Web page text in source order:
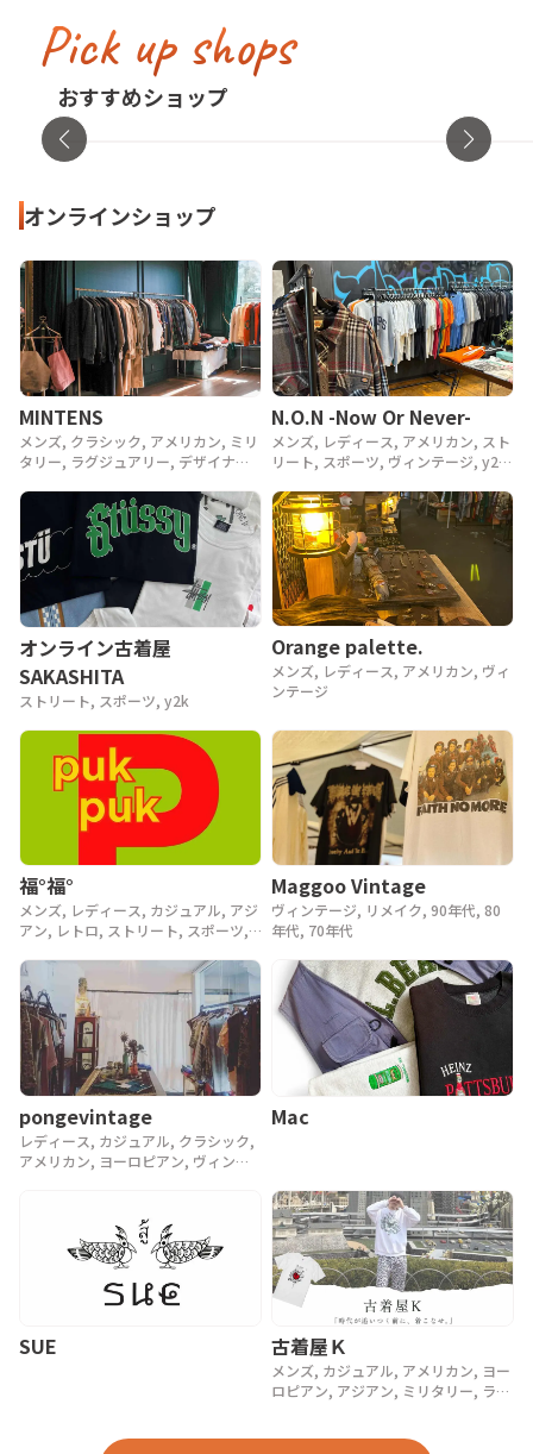
Pick up shops
おすすめショップ
古着屋no pain no gain(ノーペインノーゲ
イン)
東京都・渋谷区
オンラインショップ
MINTENS
メンズ, クラシック, アメリカン, ミリ
タリー, ラグジュアリー, デザイナー,
80年代, 70年代, 60年代, 50年代, 40
N.O.N -Now Or Never-
メンズ, レディース, アメリカン, スト
リート, スポーツ, ヴィンテージ, y2k,
オンライン古着屋
SAKASHITA
ストリート, スポーツ, y2k
Orange palette.
メンズ, レディース, アメリカン, ヴィ
ンテージ
福°福°
メンズ, レディース, カジュアル, アジ
アン, レトロ, ストリート, スポーツ,
Maggoo Vintage
ヴィンテージ, リメイク, 90年代, 80
年代, 70年代
pongevintage
レディース, カジュアル, クラシック,
アメリカン, ヨーロピアン, ヴィンテ
Mac
SUE 古着屋Ｋ
メンズ, カジュアル, アメリカン, ヨー
ロピアン, アジアン, ミリタリー, ラグ